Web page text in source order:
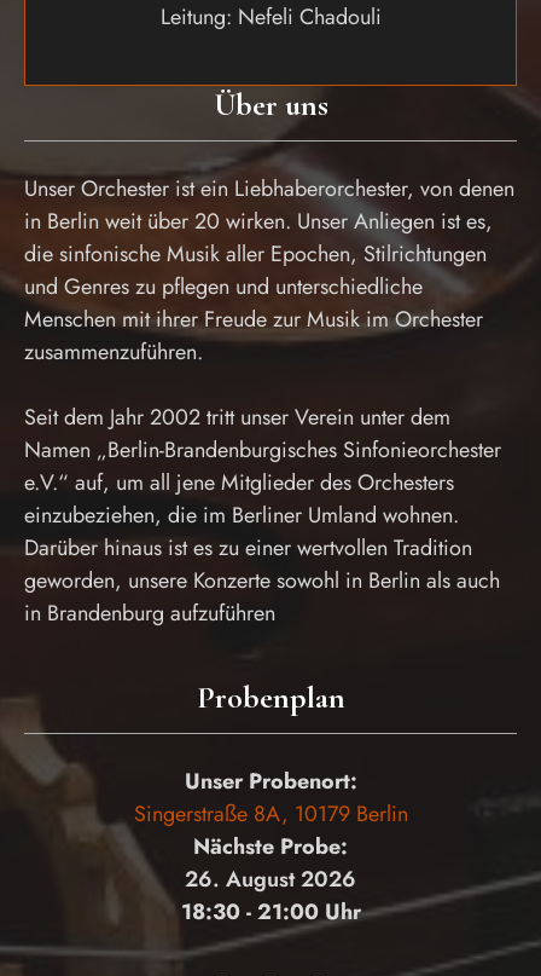
Über uns
Unser Orchester ist ein Liebhaberorchester, von denen
in Berlin weit über 20 wirken. Unser Anliegen ist es,
die sinfonische Musik aller Epochen, Stilrichtungen
und Genres zu pflegen und unterschiedliche
Menschen mit ihrer Freude zur Musik im Orchester
zusammenzuführen.
Seit dem Jahr 2002 tritt unser Verein unter dem
Namen „Berlin-Brandenburgisches Sinfonieorchester
e.V.“ auf, um all jene Mitglieder des Orchesters
einzubeziehen, die im Berliner Umland wohnen.
Darüber hinaus ist es zu einer wertvollen Tradition
geworden, unsere Konzerte sowohl in Berlin als auch
in Brandenburg aufzuführen
Probenplan
Unser Probenort:
Singerstraße 8A, 10179 Berlin
Nächste Probe:
26. August 2026
18:30 - 21:00 Uhr
Leitung: Nefeli Chadouli